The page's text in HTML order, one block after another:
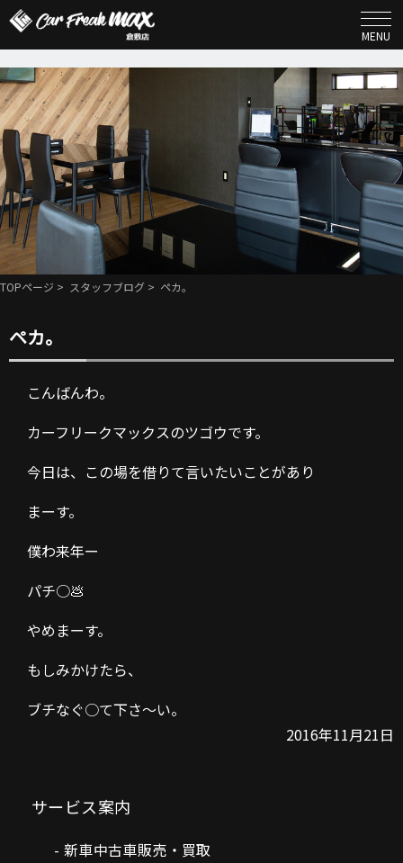
MENU
TOPページ > スタッフブログ > ペカ。
ペカ。
こんばんわ。
カーフリークマックスのツゴウです。
今日は、この場を借りて言いたいことがあり
まーす。
僕わ来年ー
パチ○💩
やめまーす。
もしみかけたら、
ブチなぐ○て下さ〜い。
2016年11月21日
サービス案内
新車中古車販売・買取